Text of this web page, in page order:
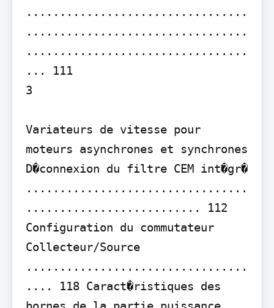
.................................
.................................
.................................
... 111
3
Variateurs de vitesse pour
moteurs asynchrones et synchrones
D�connexion du filtre CEM int�gr�
.................................
.......................... 112
Configuration du commutateur
Collecteur/Source
.................................
.... 118 Caract�ristiques des